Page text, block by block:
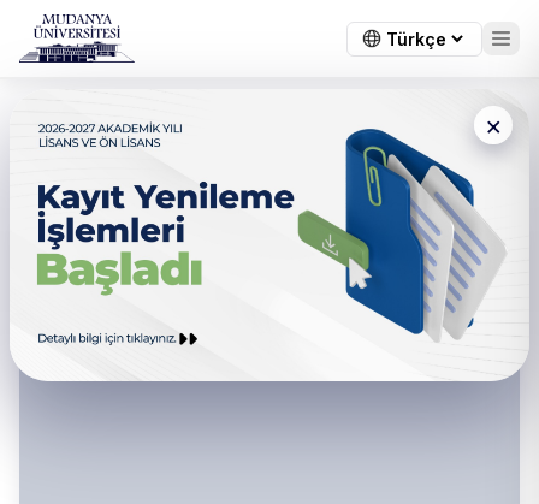
×
Rektör Yardımcıları